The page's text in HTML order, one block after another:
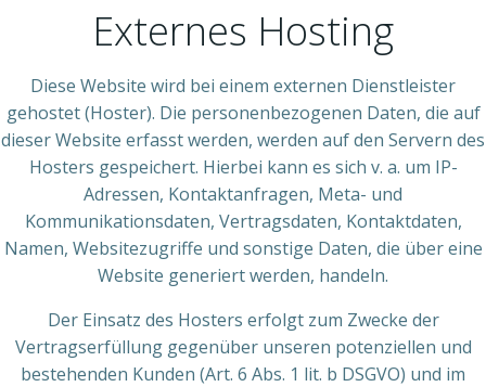
Externes Hosting
Diese Website wird bei einem externen Dienstleister
gehostet (Hoster). Die personenbezogenen Daten, die auf
dieser Website erfasst werden, werden auf den Servern des
Hosters gespeichert. Hierbei kann es sich v. a. um IP-
Adressen, Kontaktanfragen, Meta- und
Kommunikationsdaten, Vertragsdaten, Kontaktdaten,
Namen, Websitezugriffe und sonstige Daten, die über eine
Website generiert werden, handeln.
Der Einsatz des Hosters erfolgt zum Zwecke der
Vertragserfüllung gegenüber unseren potenziellen und
bestehenden Kunden (Art. 6 Abs. 1 lit. b DSGVO) und im